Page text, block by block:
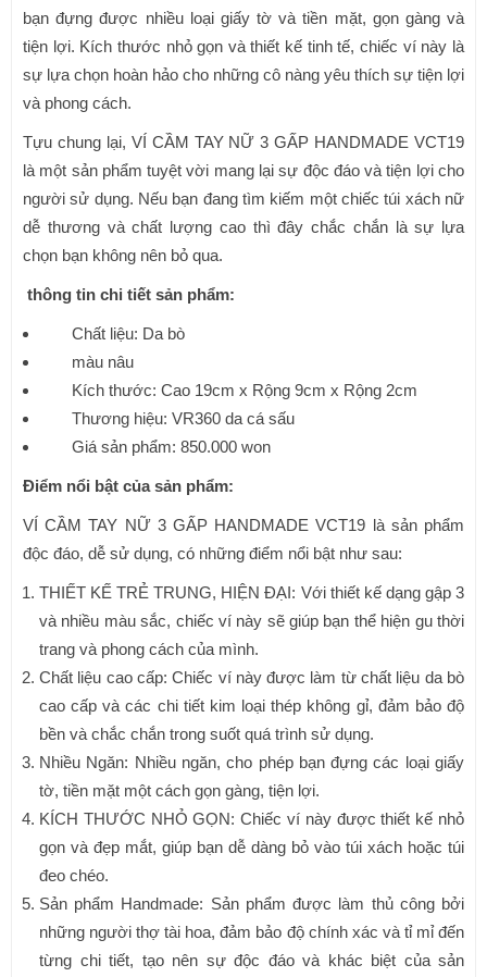
bạn đựng được nhiều loại giấy tờ và tiền mặt, gọn gàng và
tiện lợi. Kích thước nhỏ gọn và thiết kế tinh tế, chiếc ví này là
sự lựa chọn hoàn hảo cho những cô nàng yêu thích sự tiện lợi
và phong cách.
Tựu chung lại, VÍ CẦM TAY NỮ 3 GẤP HANDMADE VCT19
là một sản phẩm tuyệt vời mang lại sự độc đáo và tiện lợi cho
người sử dụng. Nếu bạn đang tìm kiếm một chiếc túi xách nữ
dễ thương và chất lượng cao thì đây chắc chắn là sự lựa
chọn bạn không nên bỏ qua.
thông tin chi tiết sản phẩm:
Chất liệu: Da bò
màu nâu
Kích thước: Cao 19cm x Rộng 9cm x Rộng 2cm
Thương hiệu: VR360 da cá sấu
Giá sản phẩm: 850.000 won
Điểm nổi bật của sản phẩm:
VÍ CẦM TAY NỮ 3 GẤP HANDMADE VCT19 là sản phẩm
độc đáo, dễ sử dụng, có những điểm nổi bật như sau:
THIẾT KẾ TRẺ TRUNG, HIỆN ĐẠI: Với thiết kế dạng gập 3
và nhiều màu sắc, chiếc ví này sẽ giúp bạn thể hiện gu thời
trang và phong cách của mình.
Chất liệu cao cấp: Chiếc ví này được làm từ chất liệu da bò
cao cấp và các chi tiết kim loại thép không gỉ, đảm bảo độ
bền và chắc chắn trong suốt quá trình sử dụng.
Nhiều Ngăn: Nhiều ngăn, cho phép bạn đựng các loại giấy
tờ, tiền mặt một cách gọn gàng, tiện lợi.
KÍCH THƯỚC NHỎ GỌN: Chiếc ví này được thiết kế nhỏ
gọn và đẹp mắt, giúp bạn dễ dàng bỏ vào túi xách hoặc túi
đeo chéo.
Sản phẩm Handmade: Sản phẩm được làm thủ công bởi
những người thợ tài hoa, đảm bảo độ chính xác và tỉ mỉ đến
từng chi tiết, tạo nên sự độc đáo và khác biệt của sản